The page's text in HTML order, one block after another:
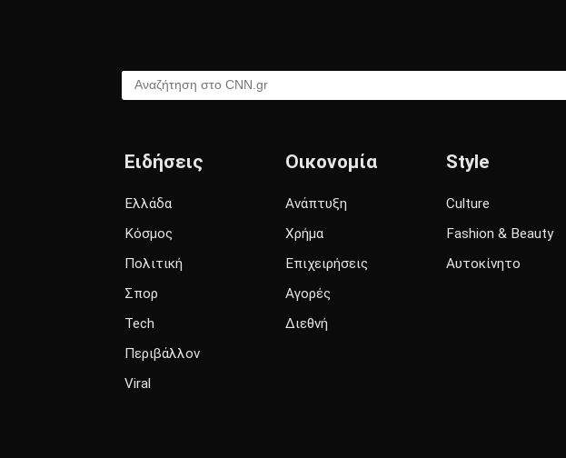
Αναζήτηση στο CNN.gr
Ειδήσεις
Ελλάδα
Κόσμος
Πολιτική
Σπορ
Tech
Περιβάλλον
Viral
Οικονομία
Ανάπτυξη
Χρήμα
Επιχειρήσεις
Αγορές
Διεθνή
Style
Culture
Fashion & Beauty
Αυτοκίνητο